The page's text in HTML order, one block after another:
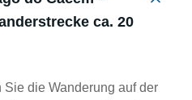
ca. 20
Sie die Wanderung auf der